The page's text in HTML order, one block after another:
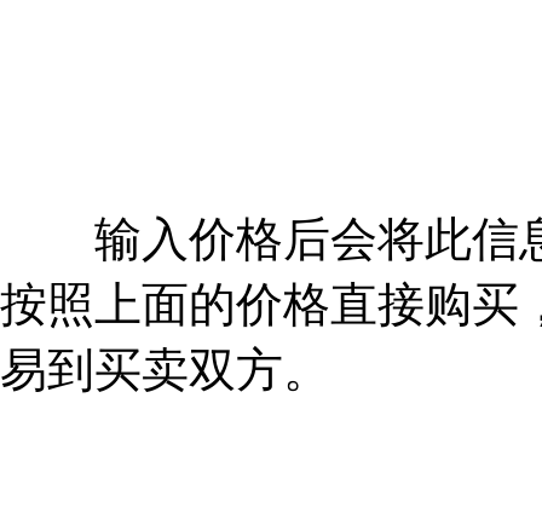
输入价格后会将此信
按照上面的价格直接购买
易到买卖双方。